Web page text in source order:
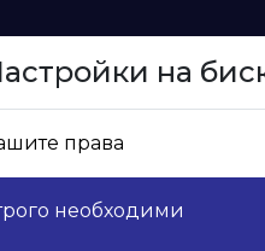
на
права
необходими
МДФ Бяло дърво ДО